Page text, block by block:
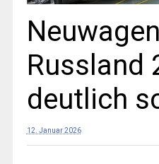
Russland
deutlich
12. Januar 2026